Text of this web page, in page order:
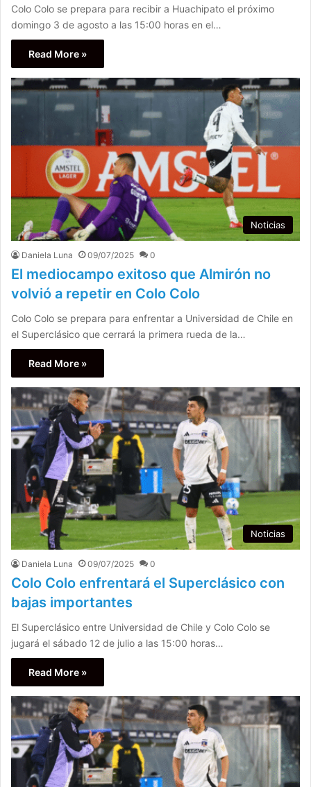
Colo Colo se prepara para recibir a Huachipato el próximo
domingo 3 de agosto a las 15:00 horas en el…
Read More »
Noticias
Daniela Luna 09/07/2025 0
El mediocampo exitoso que Almirón no
volvió a repetir en Colo Colo
Colo Colo se prepara para enfrentar a Universidad de Chile en
el Superclásico que cerrará la primera rueda de la…
Read More »
Noticias
Daniela Luna 09/07/2025 0
Colo Colo enfrentará el Superclásico con
bajas importantes
El Superclásico entre Universidad de Chile y Colo Colo se
jugará el sábado 12 de julio a las 15:00 horas…
Read More »